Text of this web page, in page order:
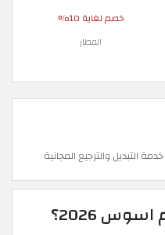
خصم لغاية 10%
المطار
خدمة التبديل والترجيع المجانية
2026؟